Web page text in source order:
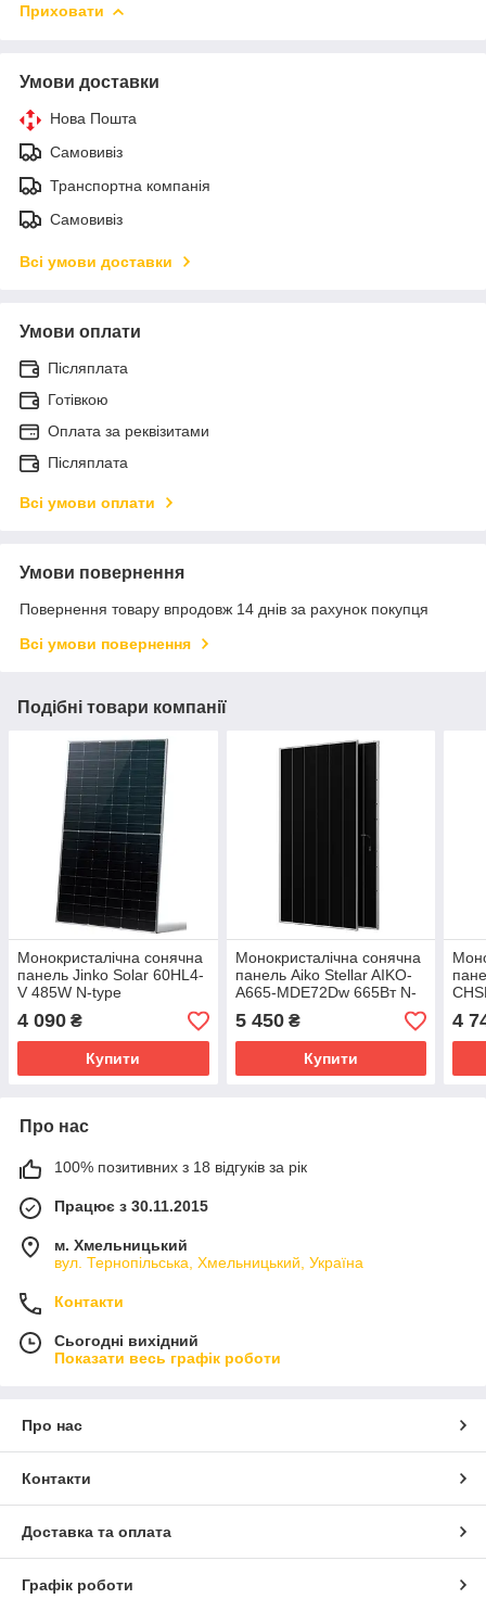
Приховати
Умови доставки
Нова Пошта
Самовивіз
Транспортна компанія
Самовивіз
Всі умови доставки
Умови оплати
Післяплата
Готівкою
Оплата за реквізитами
Післяплата
Всі умови оплати
Умови повернення
Повернення товару впродовж 14 днів за рахунок покупця
Всі умови повернення
Подібні товари компанії
Монокристалічна сонячна
панель Jinko Solar 60HL4-
V 485W N-type
4 090 ₴
Купити
Монокристалічна сонячна
панель Aiko Stellar AIKO-
A665-MDE72Dw 665Вт N-
type, Dual glass
5 450₴
Купити
4
Про нас
100% позитивних з 18 відгуків за рік
Працює з 30.11.2015
м. Хмельницький
вул. Тернопільська, Хмельницький, Україна
Контакти
Сьогодні вихідний
Показати весь графік роботи
Про нас
Контакти
Доставка та оплата
Графік роботи